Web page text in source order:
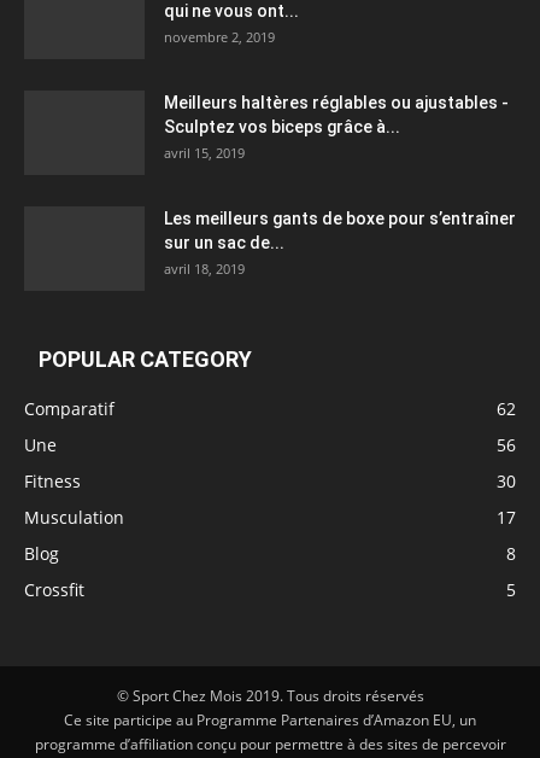
qui ne vous ont...
novembre 2, 2019
Meilleurs haltères réglables ou ajustables -
Sculptez vos biceps grâce à...
avril 15, 2019
Les meilleurs gants de boxe pour s’entraîner
sur un sac de...
avril 18, 2019
POPULAR CATEGORY
Comparatif
62
Une
56
Fitness
30
Musculation
17
Blog
8
Crossfit
5
© Sport Chez Mois 2019. Tous droits réservés
Ce site participe au Programme Partenaires d’Amazon EU, un
programme d’affiliation conçu pour permettre à des sites de percevoir